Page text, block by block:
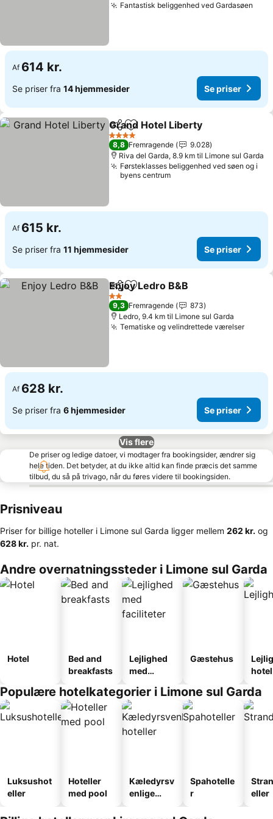
Fantastisk beliggenhed ved Gardasøen
Af 614 kr.
Se priser fra 14 hjemmesider Se priser
Del Føj til favoritter
Grand Hotel Liberty
4 Stjerner
8,8 Fremragende
9.028
Riva del Garda, 8.9 km til Limone sul Garda
Førsteklasses beliggenhed ved søen og i
byens centrum
Af 615 kr.
Se priser fra 11 hjemmesider Se priser
Del Føj til favoritter
Enjoy Ledro B&B
2 Stjerner
9,3 Fremragende
873
Ledro, 9.4 km til Limone sul Garda
Tematiske og velindrettede værelser
Af 628 kr.
Se priser fra 6 hjemmesider Se priser
Vis flere
De priser og ledige datoer, vi modtager fra bookingsider, ændrer sig
hele tiden. Det betyder, at du ikke altid kan finde præcis det samme
tilbud, du så på trivago, når du føres videre til bookingsiden.
Prisniveau
Priser for billige hoteller i Limone sul Garda ligger mellem ‎262 kr. og
‎628 kr. pr. nat.
Andre overnatningssteder i Limone sul Garda
Hotel
Bed and
breakfasts
Lejlighed
med
Gæstehus
hotel
Populære hotelkategorier i Limone sul Garda
Luksushot
eller
Hoteller
med pool
Kæledyrsv
enlige
Spahotelle
r
eller